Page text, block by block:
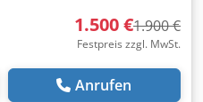
1.500 €1.900 €
Festpreis zzgl. MwSt.
Anrufen